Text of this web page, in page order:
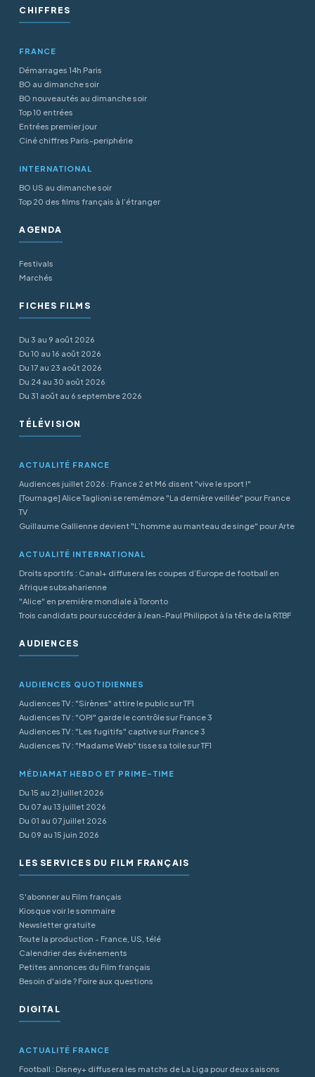
CHIFFRES
FRANCE
Démarrages 14h Paris
BO au dimanche soir
BO nouveautés au dimanche soir
Top 10 entrées
Entrées premier jour
Ciné chiffres Paris-periphérie
INTERNATIONAL
BO US au dimanche soir
Top 20 des films français à l’étranger
AGENDA
Festivals
Marchés
FICHES FILMS
Du 3 au 9 août 2026
Du 10 au 16 août 2026
Du 17 au 23 août 2026
Du 24 au 30 août 2026
Du 31 août au 6 septembre 2026
TÉLÉVISION
ACTUALITÉ FRANCE
Audiences juillet 2026 : France 2 et M6 disent "vive le sport !"
[Tournage] Alice Taglioni se remémore "La dernière veillée" pour France
TV
Guillaume Gallienne devient "L’homme au manteau de singe" pour Arte
ACTUALITÉ INTERNATIONAL
Droits sportifs : Canal+ diffusera les coupes d’Europe de football en
Afrique subsaharienne
"Alice" en première mondiale à Toronto
Trois candidats pour succéder à Jean-Paul Philippot à la tête de la RTBF
AUDIENCES
AUDIENCES QUOTIDIENNES
Audiences TV : "Sirènes" attire le public sur TF1
Audiences TV : "OPJ" garde le contrôle sur France 3
Audiences TV : "Les fugitifs" captive sur France 3
Audiences TV : "Madame Web" tisse sa toile sur TF1
MÉDIAMAT HEBDO ET PRIME-TIME
Du 15 au 21 juillet 2026
Du 07 au 13 juillet 2026
Du 01 au 07 juillet 2026
Du 09 au 15 juin 2026
LES SERVICES DU FILM FRANÇAIS
S'abonner au Film français
Kiosque voir le sommaire
Newsletter gratuite
Toute la production - France, US, télé
Calendrier des événements
Petites annonces du Film français
Besoin d'aide ? Foire aux questions
DIGITAL
ACTUALITÉ FRANCE
Football : Disney+ diffusera les matchs de La Liga pour deux saisons